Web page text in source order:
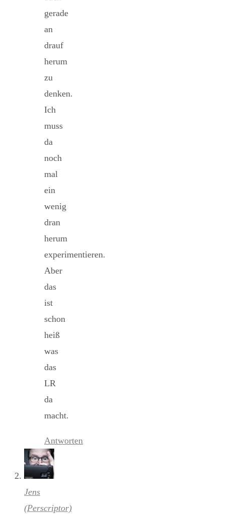
gerade
an
drauf
herum
zu
denken.
Ich
muss
da
noch
mal
ein
wenig
dran
herum
experimentieren.
Aber
das
ist
schon
heiß
was
das
LR
da
macht.
Antworten
Jens
(Perscriptor)